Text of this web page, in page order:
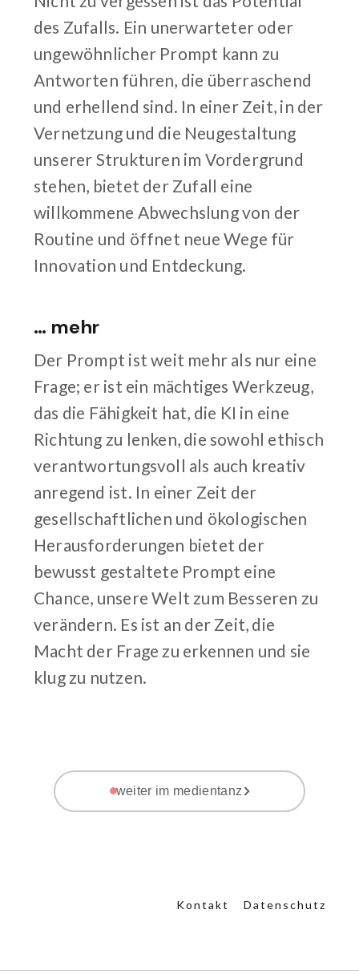
des Zufalls. Ein unerwarteter oder
ungewöhnlicher Prompt kann zu
Antworten führen, die überraschend
und erhellend sind. In einer Zeit, in der
Vernetzung und die Neugestaltung
unserer Strukturen im Vordergrund
stehen, bietet der Zufall eine
willkommene Abwechslung von der
Routine und öffnet neue Wege für
Innovation und Entdeckung.
… mehr
Der Prompt ist weit mehr als nur eine
Frage; er ist ein mächtiges Werkzeug,
das die Fähigkeit hat, die KI in eine
Richtung zu lenken, die sowohl ethisch
verantwortungsvoll als auch kreativ
anregend ist. In einer Zeit der
gesellschaftlichen und ökologischen
Herausforderungen bietet der
bewusst gestaltete Prompt eine
Chance, unsere Welt zum Besseren zu
verändern. Es ist an der Zeit, die
Macht der Frage zu erkennen und sie
klug zu nutzen.
weiter im medientanz
Kontakt Datenschutz